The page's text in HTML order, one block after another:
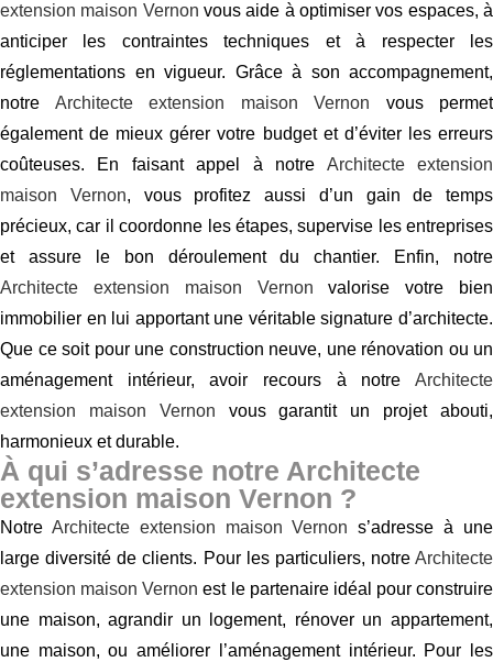
extension maison Vernon vous aide à optimiser vos espaces, à
anticiper les contraintes techniques et à respecter les
réglementations en vigueur. Grâce à son accompagnement,
notre Architecte extension maison Vernon vous permet
également de mieux gérer votre budget et d’éviter les erreurs
coûteuses. En faisant appel à notre Architecte extension
maison Vernon, vous profitez aussi d’un gain de temps
précieux, car il coordonne les étapes, supervise les entreprises
et assure le bon déroulement du chantier. Enfin, notre
Architecte extension maison Vernon valorise votre bien
immobilier en lui apportant une véritable signature d’architecte.
Que ce soit pour une construction neuve, une rénovation ou un
aménagement intérieur, avoir recours à notre Architecte
extension maison Vernon vous garantit un projet abouti,
harmonieux et durable.
À qui s’adresse notre Architecte
extension maison Vernon ?
Notre Architecte extension maison Vernon s’adresse à une
large diversité de clients. Pour les particuliers, notre Architecte
extension maison Vernon est le partenaire idéal pour construire
une maison, agrandir un logement, rénover un appartement,
une maison, ou améliorer l’aménagement intérieur. Pour les